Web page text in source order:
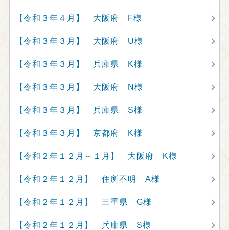
【令和３年４月】 大阪府 F様
【令和３年３月】 大阪府 U様
【令和３年３月】 兵庫県 K様
【令和３年３月】 大阪府 N様
【令和３年３月】 兵庫県 S様
【令和３年３月】 京都府 K様
【令和２年１２月～１月】 大阪府 K様
【令和２年１２月】 住所不明 A様
【令和２年１２月】 三重県 G様
【令和２年１２月】 兵庫県 S様